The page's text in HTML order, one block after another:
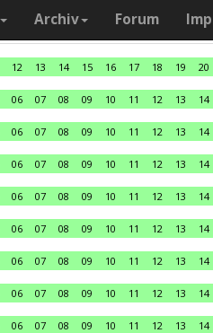
Archiv Forum
12 13 14 15 16 17 18 19 20
06 07 08 09 10 11 12 13 14
06 07 08 09 10 11 12 13 14
06 07 08 09 10 11 12 13 14
06 07 08 09 10 11 12 13 14
06 07 08 09 10 11 12 13 14
06 07 08 09 10 11 12 13 14
06 07 08 09 10 11 12 13 14
06 07 08 09 10 11 12 13 14